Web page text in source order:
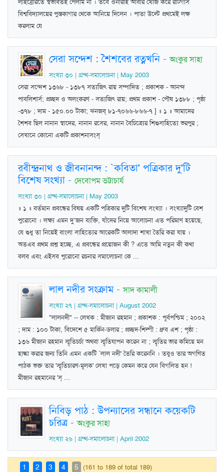
লাইব্রেরিতে স্বভাবতই পেলাম না । তবে ওনারাই আবার খোঁজ করে রাটগার্স
বিশ্ববিদ্যালয়ের পুস্তকাগার থেকে আনিয়ে দিলেন । পাতা উল্টে প্রথমেই লক্ষ
করলাম যে
সেরা সন্দেশ : শৈশবের রত্নখনি -অংকুর সাহা
সংখ্যা ৩০ | গ্রম্থ-সমালোচনা | May 2003
সেরা সন্দেশ ১৩৬৮ - ১৩৮৭ সত্যজিৎ রায় সম্পাদিত ; প্রকাশক - আনন্দ
পাবলিশার্স; প্রচ্ছদ ও অলংকরণ - সত্যজিৎ রায়; প্রথম প্রকাশ - পৌষ ১৩৮৮ ; পৃষ্ঠা
-৩৭৮ ; দাম - ১৫০.০০ টাকা; ঝনজব্‌ ৮১-৭০৬৬-৮৬৬-৭ ] ॥ ১ ॥ আমাদের
শৈশব ছিল নানান স্বাদের, নানান রসের, নানান বৈচিত্র্যের শিশুসাহিত্যে ভরপুর ;
সেখানে কোনো একটি প্রকাশনাসংস্‌
রবীন্দ্রনাথ ও জীবনানন্দ : `কবিতা' পত্রিকার দু'টি
বিশেষ সংখ্যা- দেবোপম ভট্টাচার্য
সংখ্যা ৩০ | গ্রম্থ-সমালোচনা | May 2003
॥ ১ ॥ বর্তমান প্রবন্ধের বিষয় একটি পত্রিকার দুটি বিশেষ সংখ্যা । সংখ্যাদুটি বেশ
পুরোনো । লক্ষ্য এমন দু’জন ব্যক্তি, যাঁদের নিয়ে আলোচনা এত পরিমাণ হয়েছে,
যে শুধু তা নিয়েই বাংলা সাহিত্যের আরেকটি আলাদা শাখা তৈরি করা যায় ।
অতএব প্রথম প্রশ্ন হচ্ছে, এ প্রবন্ধের প্রয়োজন কী ? এতে আমি নতুন কী কথা
বলব এবং এইসব পুরোনো রচনার সমালোচনা কে ...
লাল নদীর সংক্রাম-সাদ কামালী
সংখ্যা ২৭ | গ্রম্থ-সমালোচনা | August 2002
"লালনদী" -- লেখক : মীজান রহমান ; প্রকাশক : পূর্বপশ্চিম ; ২০০২
; দাম : ১০০ টাকা, বিদেশে ৫ মার্কিন-ডলার ; প্রচ্ছদ-শিল্পী : ধ্রুব এশ ; পৃষ্ঠা :
১৩৬ মীজান রহমান স্মৃতিচর্চা অথবা স্মৃতিযাপন করেন না ; স্মৃতির ভার কমিয়ে মন
হাল্কা করার জন্য তিনি এমন একটি `লাল নদী' তৈরি করেননি । তবুও তার অগণিত
পাঠক ভক্ত তার 'স্মৃতিচারণ-মূলক' লেখা পড়ে কেমন করে যেন বিগলিত হন !
মীজান রহমানের 'স্‌ ...
নিবিড় পাঠ : উপন্যাসের সন্ধানে কয়েকটি
চরিত্র -অংকুর সাহা
সংখ্যা ২৬ | গ্রম্থ-সমালোচনা | April 2002
1 2 3 4 5 (161 to 189 of total 189)